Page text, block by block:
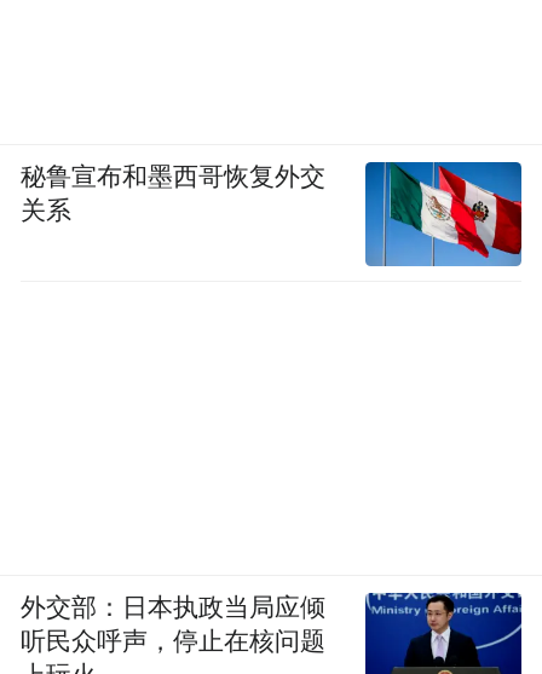
秘鲁宣布和墨西哥恢复外交
关系
外交部：日本执政当局应倾
听民众呼声，停止在核问题